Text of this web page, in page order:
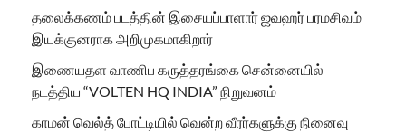
தலைக்கணம் படத்தின் இசையப்பாளார் ஜவஹர் பரமசிவம்
இயக்குனராக அறிமுகமாகிறார்
இணையதள வாணிப கருத்தரங்கை சென்னையில்
நடத்திய “VOLTEN HQ INDIA” நிறுவனம்
காமன் வெல்த் போட்டியில் வென்ற வீரர்களுக்கு நினைவு